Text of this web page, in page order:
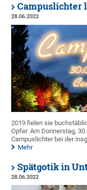
Campuslichter
28.06.2022
2019 fielen sie
Opfer. Am Donnerstag,
Campuslichter bei der
Mehr
Spätgotik in
28.06.2022